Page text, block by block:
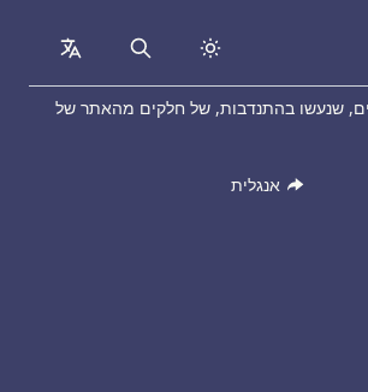
Search
שנעשו בהתנדבות, של חלקים מהאתר של
אנגלית